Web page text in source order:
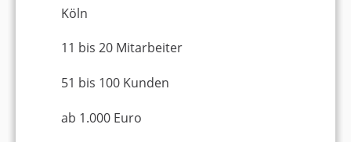
Köln
11 bis 20 Mitarbeiter
51 bis 100 Kunden
ab 1.000 Euro